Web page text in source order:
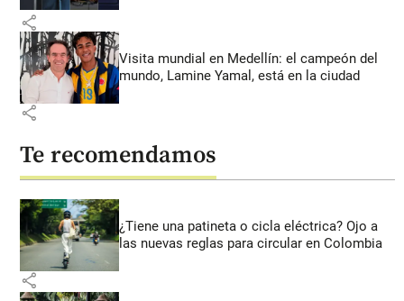
share
Visita mundial en Medellín: el campeón del
mundo, Lamine Yamal, está en la ciudad
share
Te recomendamos
¿Tiene una patineta o cicla eléctrica? Ojo a
las nuevas reglas para circular en Colombia
share